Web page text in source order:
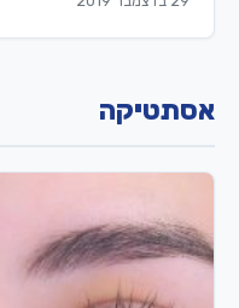
אסתטיקה